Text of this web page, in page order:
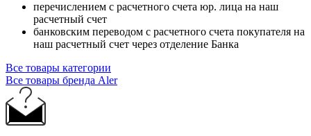
перечислением с расчетного счета юр. лица на наш
расчетный счет
банковским переводом с расчетного счета покупателя на
наш расчетный счет через отделение Банка
Все товары категории
Все товары бренда Aler